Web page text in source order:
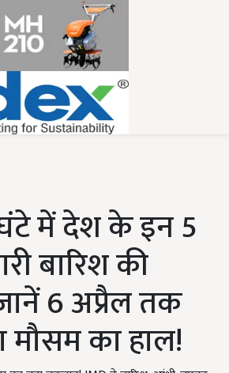
में देश के इन 5
बारिश की
6 अप्रैल तक
मौसम का हाल!